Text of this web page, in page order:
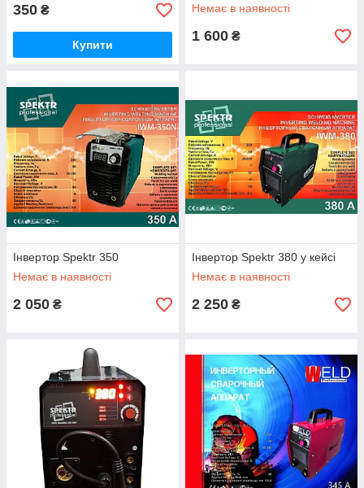
350 ₴
Купити
Немає в наявності
1 600 ₴
Інвертор Spektr 350
Немає в наявності
2 050 ₴
Інвертор Spektr 380 у кейсі
Немає в наявності
2 250 ₴